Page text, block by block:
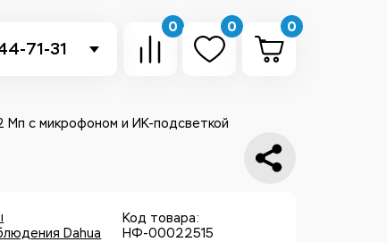
71-31
0 0 0
Мп с микрофоном и ИК-подсветкой
Dahua
Код товара:
НФ-00022515